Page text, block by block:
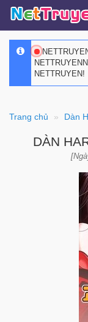
NETTRUYEN!
Trang chủ Dàn
DÀN